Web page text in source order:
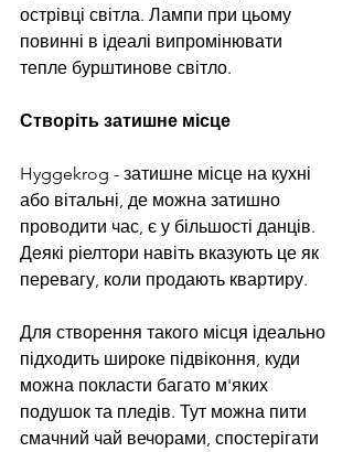
острівці світла. Лампи при цьому
повинні в ідеалі випромінювати
тепле бурштинове світло.
Створіть затишне місце
Hyggekrog - затишне місце на кухні
або вітальні, де можна затишно
проводити час, є у більшості данців.
Деякі ріелтори навіть вказують це як
перевагу, коли продають квартиру.
Для створення такого місця ідеально
підходить широке підвіконня, куди
можна покласти багато м'яких
подушок та пледів. Тут можна пити
смачний чай вечорами, спостерігати